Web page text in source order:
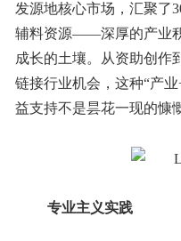
发源地核心市场，汇聚了
辅料资源——深厚的产业
成长的土壤。从资助创作
链接行业机会，这种“产
益支持不是昙花一现的慷
专业主义实践